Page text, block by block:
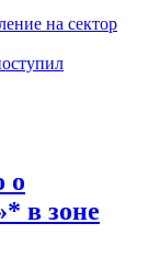
на сектор
о
в зоне